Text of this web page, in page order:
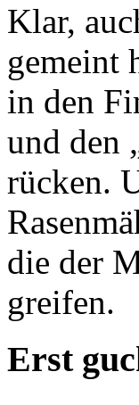
Klar,
gemeint
in den
und den
rücken.
die der
greifen.
Erst